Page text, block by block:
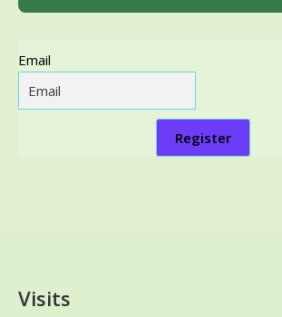
Email
Register
Visits